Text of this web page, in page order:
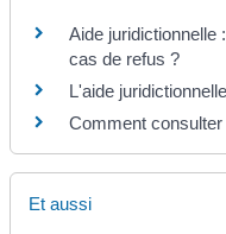
Aide juridictionnelle
cas de refus ?
L'aide
Comment
Et aussi